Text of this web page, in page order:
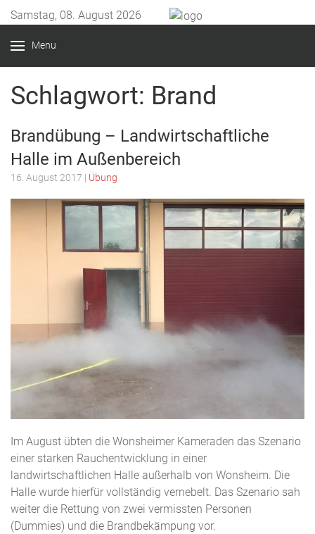
Samstag, 08. August 2026
Menu
Schlagwort: Brand
Brandübung – Landwirtschaftliche
Halle im Außenbereich
16. August 2017 | Übung
Im August übten die Wonsheimer Kameraden das Szenario
einer starken Rauchentwicklung in einer
landwirtschaftlichen Halle außerhalb von Wonsheim. Die
Halle wurde hierfür vollständig vernebelt. Das Szenario sah
weiter die Rettung von zwei vermissten Personen
(Dummies) und die Brandbekämpung vor.